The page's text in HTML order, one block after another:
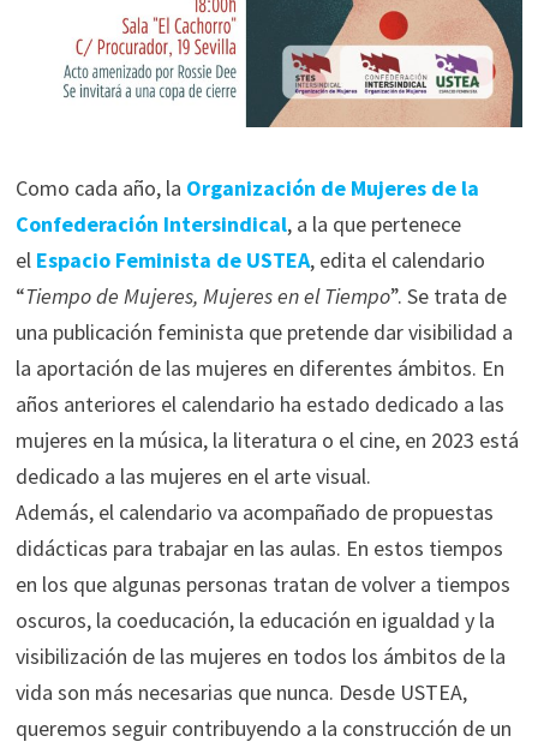
Como cada año, la Organización de Mujeres de la
Confederación Intersindical, a la que pertenece
el Espacio Feminista de USTEA, edita el calendario
“Tiempo de Mujeres, Mujeres en el Tiempo”. Se trata de
una publicación feminista que pretende dar visibilidad a
la aportación de las mujeres en diferentes ámbitos. En
años anteriores el calendario ha estado dedicado a las
mujeres en la música, la literatura o el cine, en 2023 está
dedicado a las mujeres en el arte visual.
Además, el calendario va acompañado de propuestas
didácticas para trabajar en las aulas. En estos tiempos
en los que algunas personas tratan de volver a tiempos
oscuros, la coeducación, la educación en igualdad y la
visibilización de las mujeres en todos los ámbitos de la
vida son más necesarias que nunca. Desde USTEA,
queremos seguir contribuyendo a la construcción de un